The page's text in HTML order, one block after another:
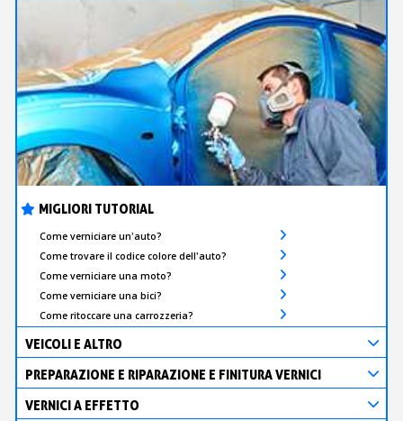
MIGLIORI TUTORIAL
Come verniciare un'auto?
Come trovare il codice colore dell'auto?
Come verniciare una moto?
Come verniciare una bici?
Come ritoccare una carrozzeria?
VEICOLI E ALTRO
PREPARAZIONE E RIPARAZIONE E FINITURA VERNICI
VERNICI A EFFETTO